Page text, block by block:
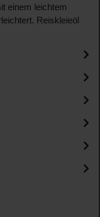
einem leichtem
Reiskleieöl